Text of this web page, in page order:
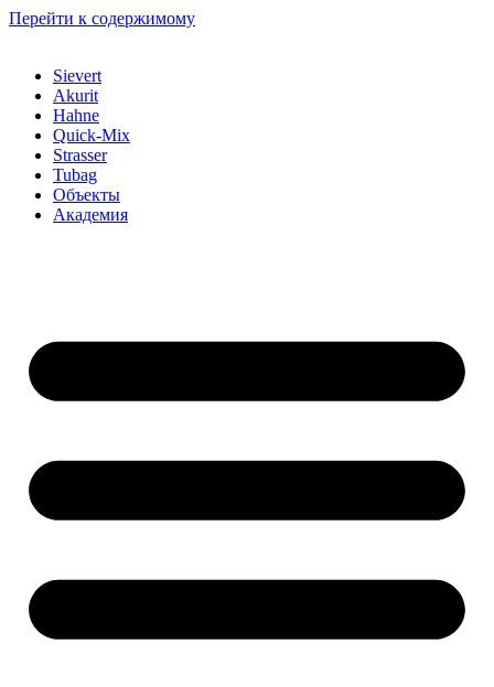
Перейти к содержимому
Sievert
Akurit
Hahne
Quick-Mix
Strasser
Tubag
Объекты
Академия